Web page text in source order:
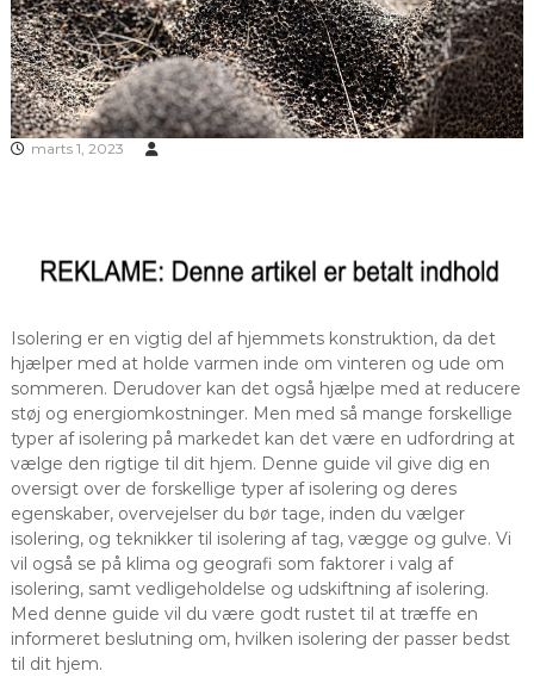
marts 1, 2023
Isolering er en vigtig del af hjemmets konstruktion, da det
hjælper med at holde varmen inde om vinteren og ude om
sommeren. Derudover kan det også hjælpe med at reducere
støj og energiomkostninger. Men med så mange forskellige
typer af isolering på markedet kan det være en udfordring at
vælge den rigtige til dit hjem. Denne guide vil give dig en
oversigt over de forskellige typer af isolering og deres
egenskaber, overvejelser du bør tage, inden du vælger
isolering, og teknikker til isolering af tag, vægge og gulve. Vi
vil også se på klima og geografi som faktorer i valg af
isolering, samt vedligeholdelse og udskiftning af isolering.
Med denne guide vil du være godt rustet til at træffe en
informeret beslutning om, hvilken isolering der passer bedst
til dit hjem.